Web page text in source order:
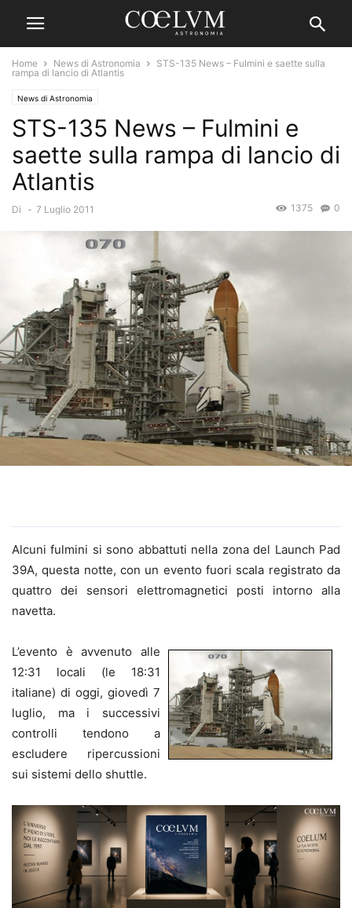
Home News di Astronomia
STS-135 News – Fulmini e saette sulla
rampa di lancio di Atlantis
News di Astronomia
STS-135 News – Fulmini e
saette sulla rampa di lancio di
Atlantis
Di - 7 Luglio 2011 0
1375
Alcuni fulmini si sono abbattuti nella zona del Launch Pad
39A, questa notte, con un evento fuori scala registrato da
quattro dei sensori elettromagnetici posti intorno alla
navetta.
L’evento è avvenuto alle
12:31 locali (le 18:31
italiane) di oggi, giovedì 7
luglio, ma i successivi
controlli tendono a
escludere ripercussioni
sui sistemi dello shuttle.